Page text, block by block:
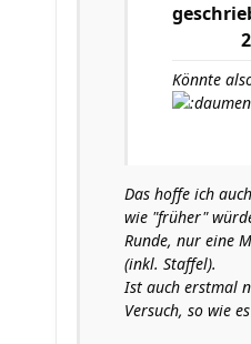
Könnte
Das hoffe ich
wie "früher"
Runde, nur eine
(inkl. Staffel).
Ist auch erstmal
Versuch, so wie